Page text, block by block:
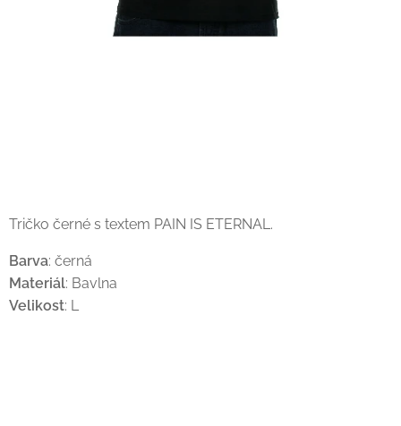
Tričko černé s textem PAIN IS ETERNAL.
Barva: černá
Materiál: Bavlna
Velikost: L